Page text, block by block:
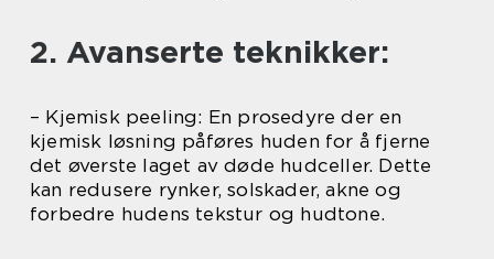
2. Avanserte teknikker:
– Kjemisk peeling: En prosedyre der en
kjemisk løsning påføres huden for å fjerne
det øverste laget av døde hudceller. Dette
kan redusere rynker, solskader, akne og
forbedre hudens tekstur og hudtone.